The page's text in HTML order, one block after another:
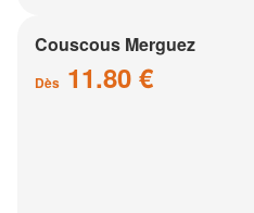
Couscous Merguez
Dès 11.80 €